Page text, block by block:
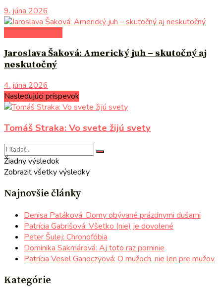
9. júna 2026
Jaroslava Šaková: Americký juh – skutočný aj
neskutočný
4. júna 2026
Nasledujúci príspevok
Tomáš Straka: Vo svete žijú svety
Žiadny výsledok
Zobraziť všetky výsledky
Najnovšie články
Denisa Patáková: Domy obývané prázdnymi dušami
Patrícia Gabrišová: Všetko (nie) je dovolené
Peter Šulej: Chronofóbia
Dominika Sakmárová: Aj toto raz pominie
Patrícia Vesel Ganoczyová: O mužoch, nie len pre mužov
Kategórie